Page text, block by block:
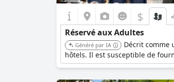
$
Réservé aux Adultes
Généré par IA
Décrit comme
hôtels. Il est susceptible de